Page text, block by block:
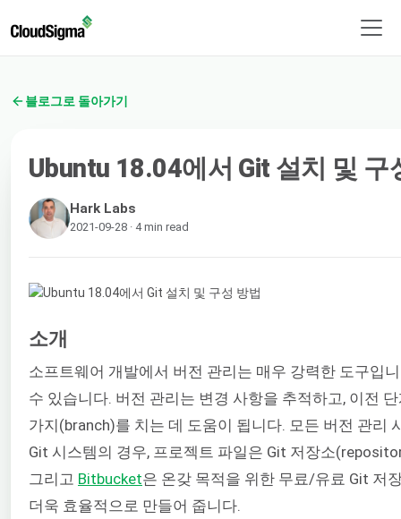
블로그로 돌아가기
Ubuntu 18.04에서 Git 설치 및 구
Hark Labs
2021-09-28 · 4 min read
소개
소프트웨어 개발에서 버전 관리는 매우 강력한 도구입
수 있습니다. 버전 관리는 변경 사항을 추적하고, 이전
가지(branch)를 치는 데 도움이 됩니다. 모든 버전 관리
Git 시스템의 경우, 프로젝트 파일은 Git 저장소
그리고 Bitbucket은 온갖 목적을 위한 무료/유료 Git 저
더욱 효율적으로 만들어 줍니다.